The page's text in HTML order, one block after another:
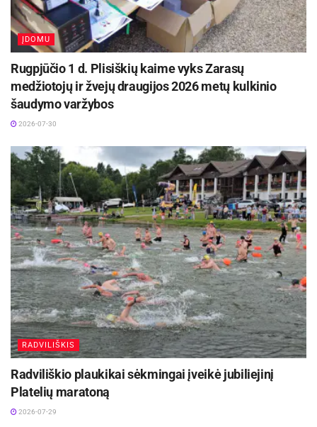
ĮDOMU
Rugpjūčio 1 d. Plisiškių kaime vyks Zarasų
medžiotojų ir žvejų draugijos 2026 metų kulkinio
šaudymo varžybos
2026-07-30
RADVILIŠKIS
Radviliškio plaukikai sėkmingai įveikė jubiliejinį
Platelių maratoną
2026-07-29